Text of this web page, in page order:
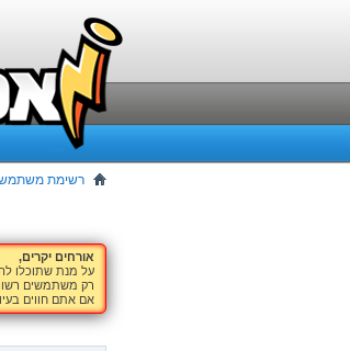
רשימת
אורחים יקרים,
על מנת שתוכלו
רק משתמשים
אם אתם חווים